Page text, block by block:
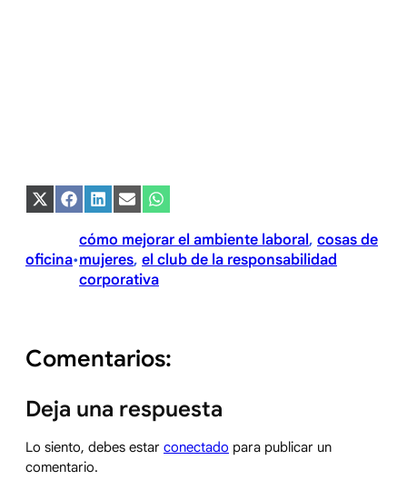
Compartir
en
(Twitter)
Compartir
en
Facebook
Compartir
en
LinkedIn
Compartir
en
Email
Compartir
en
WhatsApp
oficina•
cómo mejorar el ambiente laboral, cosas de
mujeres, el club de la responsabilidad
corporativa
Comentarios:
Deja una respuesta
Lo siento, debes estar conectado para publicar un
comentario.